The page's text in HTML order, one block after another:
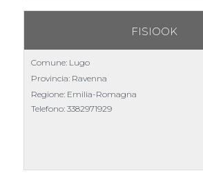
FISIOOK
Comune: Lugo
Provincia: Ravenna
Regione: Emilia-Romagna
Telefono: 3382971929